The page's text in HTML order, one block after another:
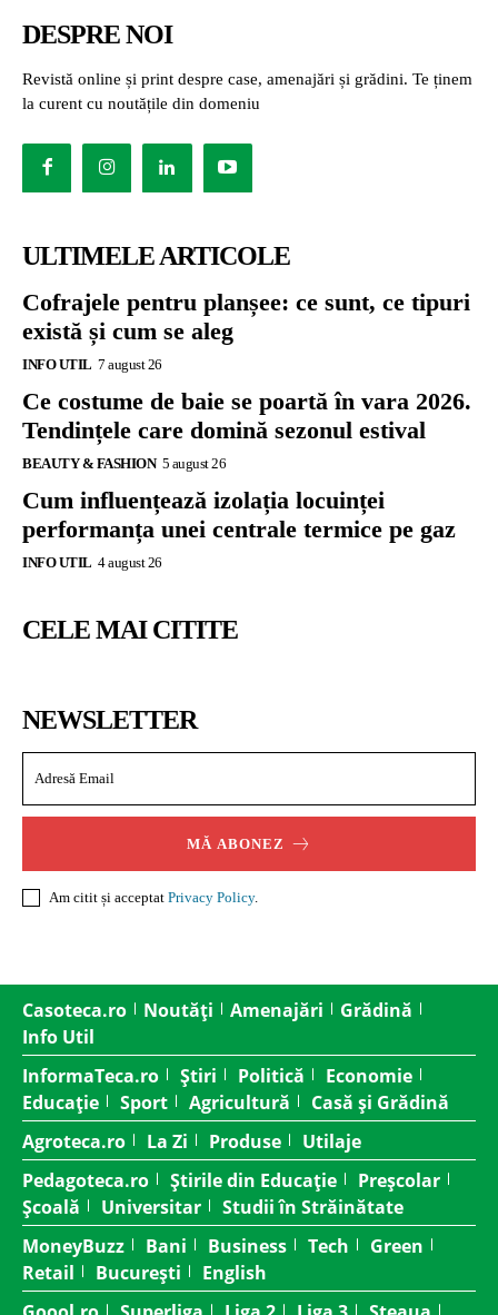
DESPRE NOI
Revistă online și print despre case, amenajări și grădini. Te ținem
la curent cu noutățile din domeniu
ULTIMELE ARTICOLE
Cofrajele pentru planșee: ce sunt, ce tipuri
există și cum se aleg
INFO UTIL 7 august 26
Ce costume de baie se poartă în vara 2026.
Tendințele care domină sezonul estival
BEAUTY & FASHION 5 august 26
Cum influențează izolația locuinței
performanța unei centrale termice pe gaz
INFO UTIL 4 august 26
CELE MAI CITITE
NEWSLETTER
MĂ ABONEZ
Am citit și acceptat Privacy Policy.
Casoteca.ro Noutăți Amenajări
Grădină
Info Util
InformaTeca.ro
Știri Politică
Economie
Educație
Sport Agricultură
Casă și Grădină
Agroteca.ro
La Zi Produse
Utilaje
Pedagoteca.ro
Știrile din Educație
Preșcolar
Școală
Universitar
Studii în Străinătate
MoneyBuzz
Bani Business Tech
Green
Retail
București
English